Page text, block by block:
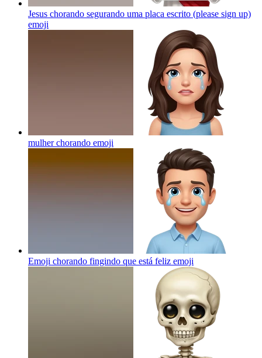
Jesus chorando segurando uma placa escrito (please sign up)
emoji
mulher chorando emoji
Emoji chorando fingindo que está feliz emoji